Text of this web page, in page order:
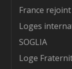
France
Loges
SOGLIA
Loge